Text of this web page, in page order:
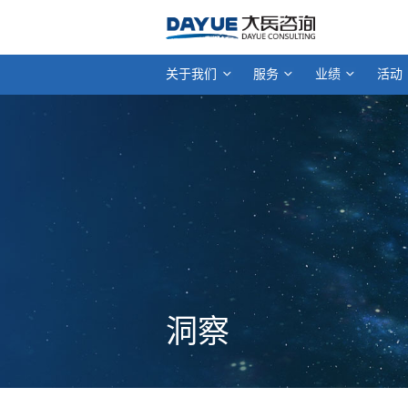
关于我们 服务 业绩 活动
洞察